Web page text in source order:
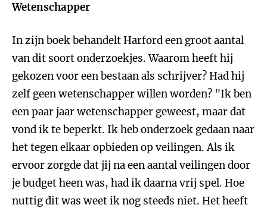
Wetenschapper
In zijn boek behandelt Harford een groot aantal
van dit soort onderzoekjes. Waarom heeft hij
gekozen voor een bestaan als schrijver? Had hij
zelf geen wetenschapper willen worden? "Ik ben
een paar jaar wetenschapper geweest, maar dat
vond ik te beperkt. Ik heb onderzoek gedaan naar
het tegen elkaar opbieden op veilingen. Als ik
ervoor zorgde dat jij na een aantal veilingen door
je budget heen was, had ik daarna vrij spel. Hoe
nuttig dit was weet ik nog steeds niet. Het heeft